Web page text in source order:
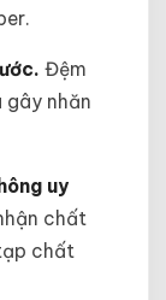
Đệm
gây nhăn
uy
chất
chất